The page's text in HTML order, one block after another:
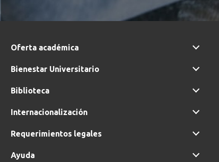
Oferta académica
Bienestar Universitario
Biblioteca
Internacionalización
Requerimientos legales
Ayuda